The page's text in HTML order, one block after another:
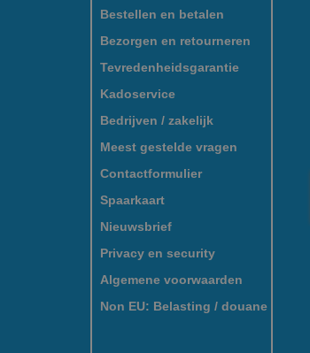
Bestellen en betalen
Bezorgen en retourneren
Tevredenheidsgarantie
Kadoservice
Bedrijven / zakelijk
Meest gestelde vragen
Contactformulier
Spaarkaart
Nieuwsbrief
Privacy en security
Algemene voorwaarden
Non EU: Belasting / douane